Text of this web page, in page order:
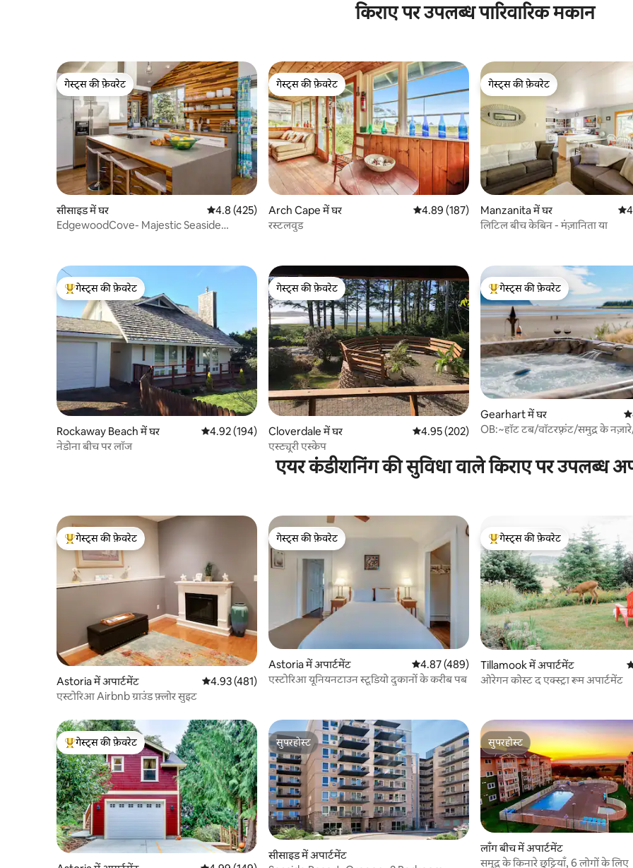
किराए पर उपलब्ध पारिवारिक मकान
गेस्ट्स की फ़ेवरेट
गेस्ट्स की फ़ेवरेट
सीसाइड में घर औसत रेटिंग 5 में से 4.8, 425 समीक्षाएँ
4.8 (425)
EdgewoodCove- Majestic Seaside
गेस्ट्स की फ़ेवरेट
गेस्ट्स की फ़ेवरेट
Arch Cape में घर औसत रेटिंग 5 में से 4.89, 187 समीक्षाएँ
4.89 (187)
रस्टलवुड
गेस्ट्स की फ़ेवरेट
गेस्ट्स की फ़ेवरेट
Manzanita में घर
लिटिल बीच केबिन - मंज़ानिता या
गेस्ट्स का टॉप फ़ेवरेट
गेस्ट्स की फ़ेवरेट
Rockaway Beach में घर औसत रेटिंग 5 में से 4.92, 194 समीक्षाएँ
4.92 (194)
नेडोना बीच पर लॉज
गेस्ट्स की फ़ेवरेट
गेस्ट्स की फ़ेवरेट
Cloverdale में घर औसत रेटिंग 5 में से 4.95, 202 समीक्षाएँ
4.95 (202)
एस्ट्यूरी एस्केप
गेस्ट्स का टॉप फ़ेवरेट
गेस्ट्स की फ़ेवरेट
Gearhart में घर
OB:~हॉट टब/वॉटरफ़्रंट/समुद्र के
एयर कंडीशनिंग की सुविधा वाले किराए पर उपलब्ध
गेस्ट्स का टॉप फ़ेवरेट
गेस्ट्स की फ़ेवरेट
Astoria में अपार्टमेंट औसत रेटिंग 5 में से 4.93, 481 समीक्षाएँ
4.93 (481)
एस्टोरिआ Airbnb ग्राउंड फ़्लोर सुइट
गेस्ट्स की फ़ेवरेट
गेस्ट्स की फ़ेवरेट
Astoria में अपार्टमेंट औसत रेटिंग 5 में से 4.87, 489 समीक्षाएँ
4.87 (489)
एस्टोरिआ यूनियनटाउन स्टूडियो दुकानों के करीब पब
गेस्ट्स का टॉप फ़ेवरेट
गेस्ट्स की फ़ेवरेट
Tillamook में अपार्टमेंट
ओरेगन कोस्ट द एक्स्ट्रा रूम अपार्टमेंट
गेस्ट्स का टॉप फ़ेवरेट
गेस्ट्स की फ़ेवरेट
सुपरहोस्ट
सुपरहोस्ट
सीसाइड में अपार्टमेंट
सुपरहोस्ट
सुपरहोस्ट
लाँग बीच में अपार्टमेंट
समुद्र के किनारे छुट्टियाँ, 6 लोगों के लिए